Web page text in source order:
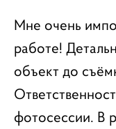
Мне очень
работе!
объект до
фотосессии. В